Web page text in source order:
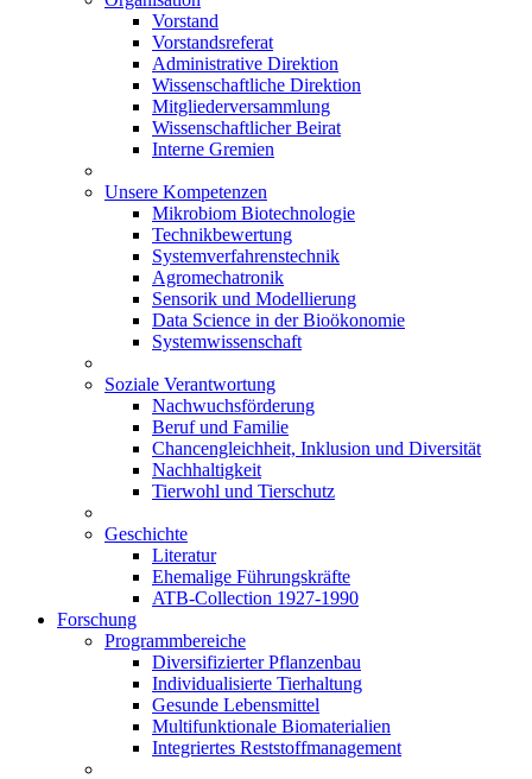
Vorstand
Vorstandsreferat
Administrative Direktion
Wissenschaftliche Direktion
Mitgliederversammlung
Wissenschaftlicher Beirat
Interne Gremien
Unsere Kompetenzen
Mikrobiom Biotechnologie
Technikbewertung
Systemverfahrenstechnik
Agromechatronik
Sensorik und Modellierung
Data Science in der Bioökonomie
Systemwissenschaft
Soziale Verantwortung
Nachwuchsförderung
Beruf und Familie
Chancengleichheit, Inklusion und Diversität
Nachhaltigkeit
Tierwohl und Tierschutz
Geschichte
Literatur
Ehemalige Führungskräfte
ATB-Collection 1927-1990
Forschung
Programmbereiche
Diversifizierter Pflanzenbau
Individualisierte Tierhaltung
Gesunde Lebensmittel
Multifunktionale Biomaterialien
Integriertes Reststoffmanagement